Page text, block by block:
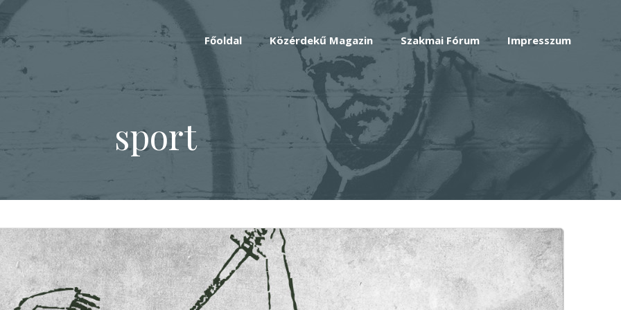
Főoldal Közérdekű Magazin Szakmai Fórum Impresszum
sport